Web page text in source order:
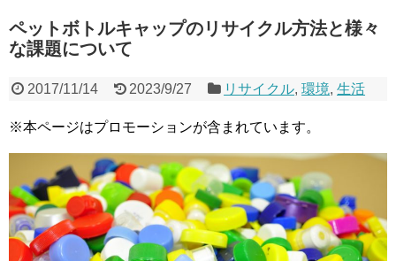
ペットボトルキャップのリサイクル方法と様々
な課題について
2017/11/14 2023/9/27 リサイクル,環境,生活
※本ページはプロモーションが含まれています。